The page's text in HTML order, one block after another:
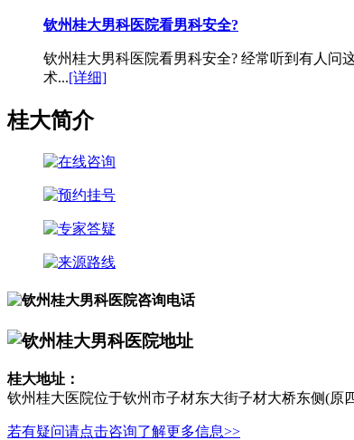
钦州桂大男科医院看男科安全?
钦州桂大男科医院看男科安全? 经常听到有人问
术...[详细]
桂大简介
桂大地址：
钦州桂大医院位于钦州市子材东大街子材大桥东侧(原
若有疑问请点击咨询了解更多信息>>